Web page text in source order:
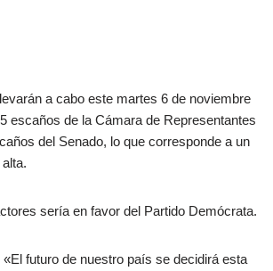
a cabo este martes 6 de noviembre
escaños de la Cámara de Representantes
del Senado, lo que corresponde a un
sería en favor del Partido Demócrata.
futuro de nuestro país se decidirá esta